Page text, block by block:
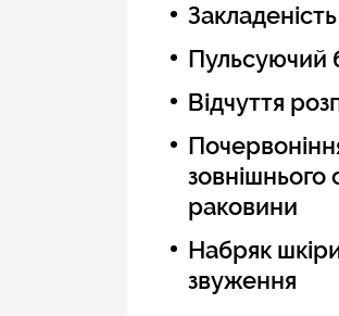
Пульсуючий
Відчуття
раковини
Набряк
звуження